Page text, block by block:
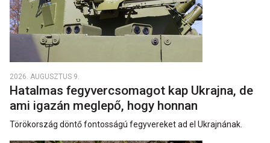
2026. AUGUSZTUS 9.
Hatalmas fegyvercsomagot kap Ukrajna, de
ami igazán meglepő, hogy honnan
Törökország döntő fontosságú fegyvereket ad el Ukrajnának.